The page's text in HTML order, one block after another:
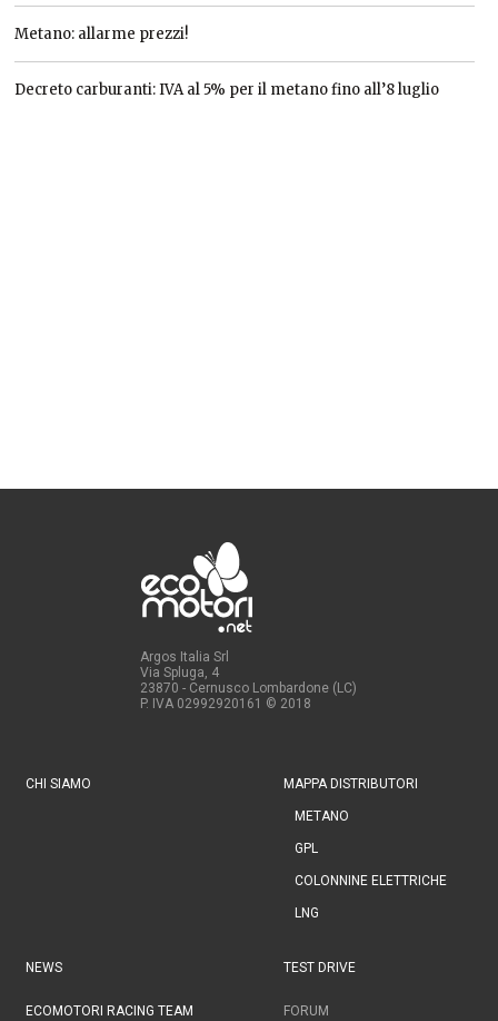
Metano: allarme prezzi!
Decreto carburanti: IVA al 5% per il metano fino all’8 luglio
Argos Italia Srl
Via Spluga, 4
23870 - Cernusco Lombardone (LC)
P. IVA 02992920161 © 2018
CHI SIAMO MAPPA DISTRIBUTORI
METANO
GPL
COLONNINE ELETTRICHE
LNG
NEWS TEST DRIVE
ECOMOTORI RACING TEAM FORUM